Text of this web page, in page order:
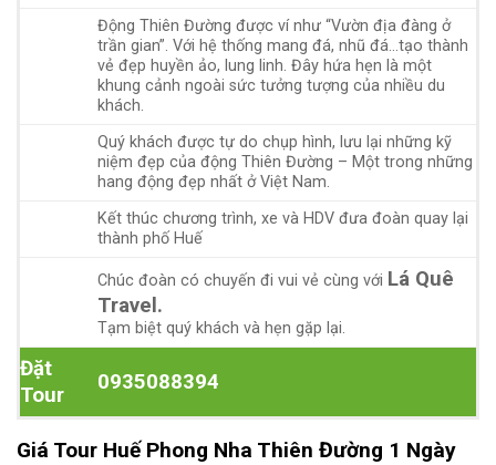
Động Thiên Đường được ví như “Vườn địa đàng ở
trần gian”. Với hệ thống mang đá, nhũ đá…tạo thành
vẻ đẹp huyền ảo, lung linh. Đây hứa hẹn là một
khung cảnh ngoài sức tưởng tượng của nhiều du
khách.
Quý khách được tự do chụp hình, lưu lại những kỹ
niệm đẹp của động Thiên Đường – Một trong những
hang động đẹp nhất ở Việt Nam.
Kết thúc chương trình, xe và HDV đưa đoàn quay lại
thành phố Huế
Chúc đoàn có chuyến đi vui vẻ cùng với Lá Quê
Travel.
Tạm biệt quý khách và hẹn gặp lại.
Đặt
Tour
0935088394
Giá Tour Huế Phong Nha Thiên Đường 1 Ngày